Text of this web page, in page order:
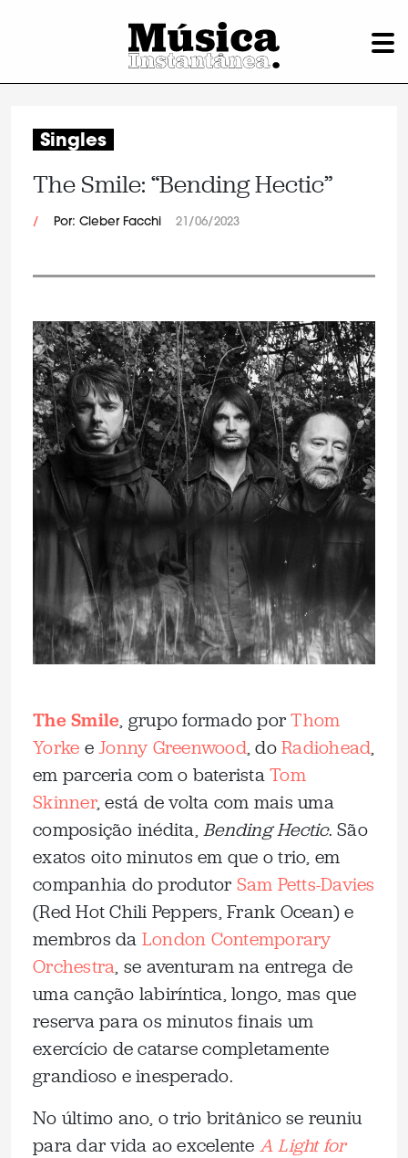
Singles
The Smile: “Bending Hectic”
/ Por: Cleber Facchi 21/06/2023
The Smile, grupo formado porThom
Yorke eJonny Greenwood, doRadiohead,
em parceria com o bateristaTom
Skinner, está de volta com mais uma
composição inédita,Bending Hectic. São
exatos oito minutos em que o trio, em
companhia do produtor Sam Petts-Davies
(Red Hot Chili Peppers, Frank Ocean) e
membros da London Contemporary
Orchestra, se aventuram na entrega de
uma canção labiríntica, longo, mas que
reserva para os minutos finais um
exercício de catarse completamente
grandioso e inesperado.
No último ano, o trio britânico se reuniu
para dar vida ao excelente A Light for